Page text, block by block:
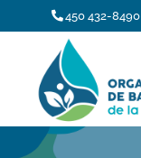
to
content
450 432-8490